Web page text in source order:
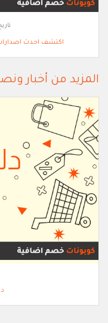
اكتشف احدث
المزيد من أخبار